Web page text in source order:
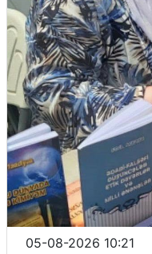
05-08-2026 10:21